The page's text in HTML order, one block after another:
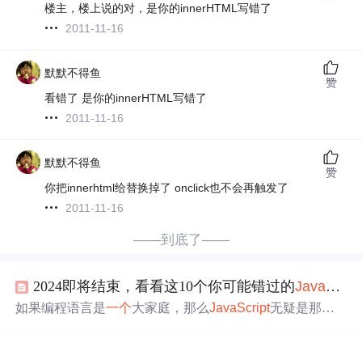
楼主，楼上说的对，是你的innerHTML写错了
2011-11-16
默默不得鱼
看错了 是你的innerHTML写错了
2011-11-16
赞
默默不得鱼
你把innerhtml给替换掉了 onclick也不会再触发了
2011-11-16
赞
——到底了——
2024即将结束，看看这10个你可能错过的JavaScript
如果编程语言是一个大家庭，那么JavaScript无疑是那个